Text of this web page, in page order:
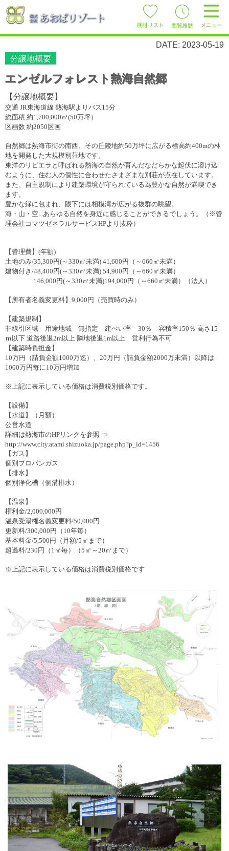
DATE: 2023-05-19
分譲地概要
エンゼルフォレスト熱海自然郷
【分譲地概要】
交通 JR東海道線 熱海駅よりバス 15分
総面積 約1,700,000 ㎡(50万坪）
区画数 約2050区画
自然郷は熱海市街の南西、その丘陵地約50万坪に広がる標高約400mの林
地を開発した大規模別荘地です。
東洋のリビエラと呼ばれる熱海の自然が育んだなだらかな起伏に溶け込
むように、住む人の個性に合わせたさまざまな別荘が点在しています。
また、自主規制により建築環境が守られている為豊かな自然が満喫でき
ます。
豊かな緑に包まれ、眼下には相模湾が広がる抜群の眺望。
海・山・空
あらゆる自然を身近に感じることができるでしょう。（※管
理会社コマツゼネラルサービスHPより抜粋）
【管理費】 (年額)
土地のみ/35,300円(～ 330 ㎡未満) 41,600円（～ 660 ㎡未満）
建物付き /48,400円(～ 330 ㎡未満) 54,900円（～ 660 ㎡未満）
146,000円(～ 330 ㎡未満)194,000円（～ 660 ㎡未満）（法人）
【所有者名義変更料】 9,000円（売買時のみ）
【建築規制】
非線引区域 用途地域 無指定 建ぺい率 30 ％ 容積率150 ％ 高さ 15
ｍ以下 道路後退2m以上 隣地後退1m以上 営利行為不可
【建築時負担金】
10万円（請負金額1000万迄）、 20万円（請負金額2000万未満）以降は
1000万円毎に 10万円増加
※上記に表示している価格は消費税別価格です。
【設備】
【水道】（月額）
公営水道
詳細は熱海市のHP リンクを参照 ⇒
http://www.city.atami.shizuoka.jp/page.php?p_id=1456
【ガス】
個別プロパンガス
【排水】
個別浄化槽（側溝排水）
【温泉】
権利金/2,000,000円
温泉受湯権名義変更料/50,000円
更新料/300,000円（ 10年毎）
基本料金/5,500円（月額/5 ㎥まで）
超過料/230円（ 1 ㎥毎）（5 ㎥～ 20 ㎥まで）
※上記に表示している価格は消費税別価格です